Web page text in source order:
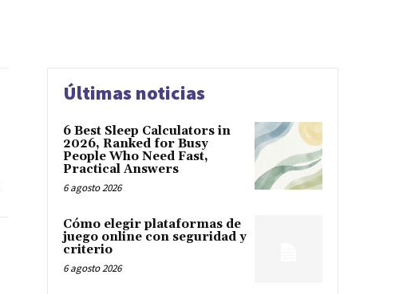
Últimas noticias
6 Best Sleep Calculators in
2026, Ranked for Busy
People Who Need Fast,
Practical Answers
6 agosto 2026
Cómo elegir plataformas de
juego online con seguridad y
criterio
6 agosto 2026